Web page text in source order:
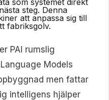
som systemet direkt
steg. Denna
att anpassa sig till
fabriksgolv.
PAI rumslig
Models
men fattar
intelligens hjälper